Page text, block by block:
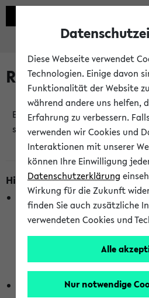
Raumänderungen
Es wurden keine
stattfindenden Veranstaltungen
Hinweise zur Liste der
In dieser Liste werden nur
berücksichtigt, die gerade
Stunden stattfinden.
wurden. Die Anzeige ist
abhängig vom im eKVV
Die hier gezeigte Liste von
Diese Webseite verwendet
Technologien. Einige davon
Funktionalität der Website
während andere uns helfen,
Erfahrung zu verbessern.
verwenden wir Cookies und
Interaktionen mit unserer
können Ihre Einwilligung
Datenschutzerklärung
Wirkung für die Zukunft
finden Sie auch zusätzliche
verwendeten Cookies und
Alle
Nur notwendige